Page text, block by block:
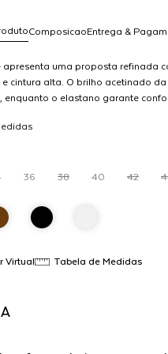
ComposicaoEntrega &
apresenta uma proposta refinada
cintura alta. O brilho acetinado
enquanto o elastano garante
bodys elegantes.
36 38 40 42
Virtual Tabela de Medidas